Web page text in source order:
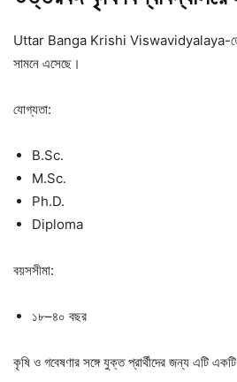
Uttar Banga Krishi Viswavidyalaya-তেও
সামনে এসেছে।
যোগ্যতা:
B.Sc.
M.Sc.
Ph.D.
Diploma
বয়সসীমা:
১৮–৪০ বছর
কৃষি ও গবেষণার সঙ্গে যুক্ত প্রার্থীদের জন্য এটি